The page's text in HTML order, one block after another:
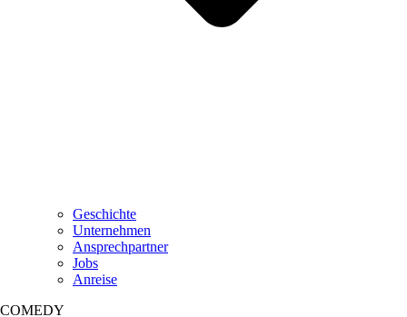
Geschichte
Unternehmen
Ansprechpartner
Jobs
Anreise
COMEDY